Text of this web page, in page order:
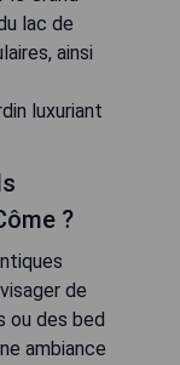
lac de
ainsi
luxuriant
?
de
ou des bed
ambiance